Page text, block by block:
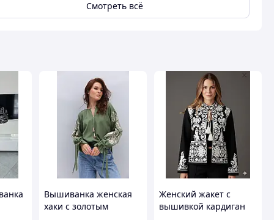
Смотреть всё
Вышиванка женская
хаки с золотым
Женский жакет с
вышивкой кардиган